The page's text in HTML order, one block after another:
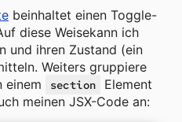
beinhaltet einen Toggle-
diese Weisekann ich
und ihren Zustand (ein
Weiters gruppiere
einem
section
Element
meinen JSX-Code an: